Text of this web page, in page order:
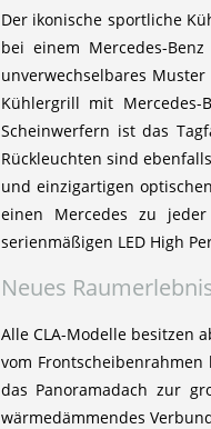
Der ikonische sportliche
bei einem Mercedes-
unverwechselbares
Kühlergrill mit Mercedes-
Scheinwerfern ist das
Rückleuchten sind
und einzigartigen
einen Mercedes zu
serienmäßigen LED High
Neues
Alle CLA-Modelle besitzen
vom
das Panoramadach zur
wärmedämmendes